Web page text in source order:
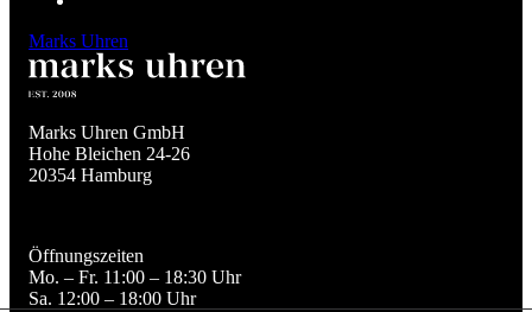
Marks Uhren
Marks Uhren GmbH
Hohe Bleichen 24-26
20354 Hamburg
Öffnungszeiten
Mo. – Fr. 11:00 – 18:30 Uhr
Sa. 12:00 – 18:00 Uhr